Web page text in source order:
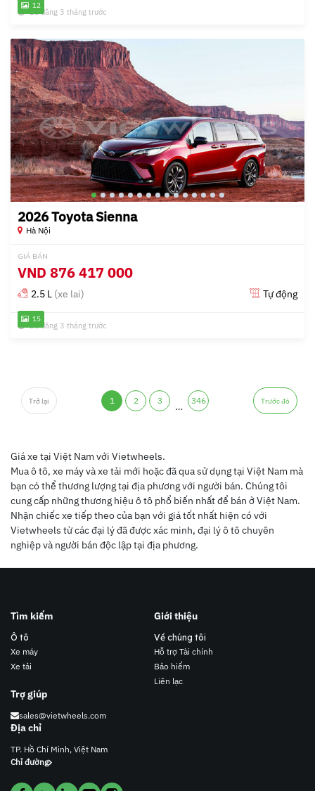
12
Đã đăng 3 tháng trước
15
2026 Toyota Sienna
Hà Nội
GIÁ BÁN
VND 876 417 000
2.5 L (xe lai) Tự động
Đã đăng 3 tháng trước
Trở lại 1 2 3 … 346 Trước đó
Giá xe tại Việt Nam với Vietwheels.
Mua ô tô, xe máy và xe tải mới hoặc đã qua sử dụng tại Việt Nam mà
bạn có thể thương lượng tại địa phương với người bán. Chúng tôi
cung cấp những thương hiệu ô tô phổ biến nhất để bán ở Việt Nam.
Nhận chiếc xe tiếp theo của bạn với giá tốt nhất hiện có với
Vietwheels từ các đại lý đã được xác minh, đại lý ô tô chuyên
nghiệp và người bán độc lập tại địa phương.
Tìm kiếm
Ô tô
Xe máy
Xe tải
Giới thiệu
Về chúng tôi
Hỗ trợ Tài chính
Bảo hiểm
Liên lạc
Địa chỉ
TP. Hồ Chí Minh, Việt Nam
Chỉ đường
Trợ giúp
sales@vietwheels.com